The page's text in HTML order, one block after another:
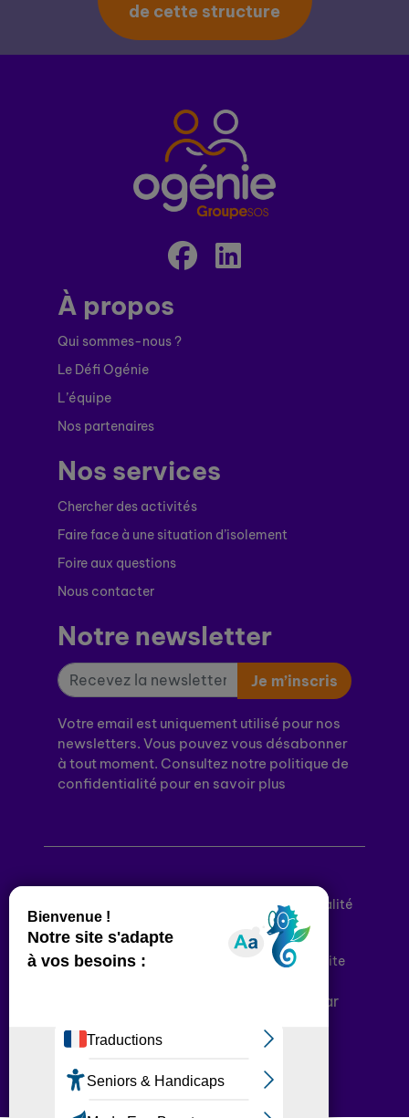
de cette structure
À propos
Qui sommes-nous ?
Le Défi Ogénie
L’équipe
Nos partenaires
Nos services
Chercher des activités
Faire face à une situation d’isolement
Foire aux questions
Nous contacter
Notre newsletter
Je m’inscris
Votre email est uniquement utilisé pour nos
newsletters. Vous pouvez vous désabonner
à tout moment. Consultez notre politique de
confidentialité pour en savoir plus
Politique de confidentialité
Conditions générales d’utilisation
Déclaration d’accessibilité
Plan du site
Plateforme développée en France par